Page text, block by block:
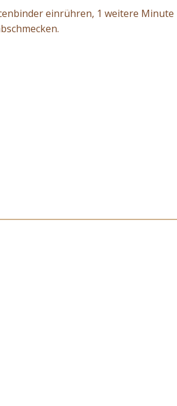
einrühren, 1 weitere Minute